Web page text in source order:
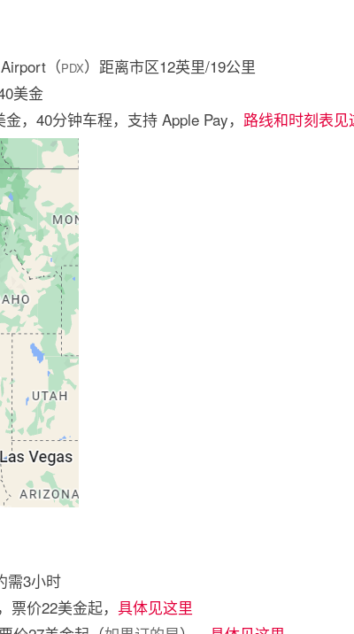
（PDX）距离市区12英里/19公里
美金
，40分钟车程，支持 Apple Pay， 路线和时刻表见
需3小时
价22美金起， 具体见这里